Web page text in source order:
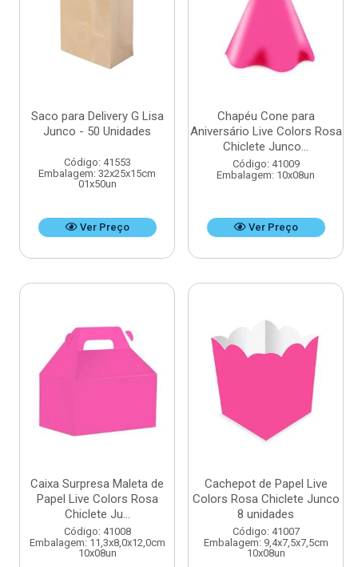
Saco para Delivery G Lisa
Junco - 50 Unidades
Código: 41553
Embalagem: 32x25x15cm
01x50un
Ver Preço
Chapéu Cone para
Aniversário Live Colors Rosa
Chiclete Junco...
Código: 41009
Embalagem: 10x08un
Ver Preço
Caixa Surpresa Maleta de
Papel Live Colors Rosa
Chiclete Ju...
Código: 41008
Embalagem: 11,3x8,0x12,0cm
10x08un
Cachepot de Papel Live
Colors Rosa Chiclete Junco
8 unidades
Código: 41007
Embalagem: 9,4x7,5x7,5cm
10x08un